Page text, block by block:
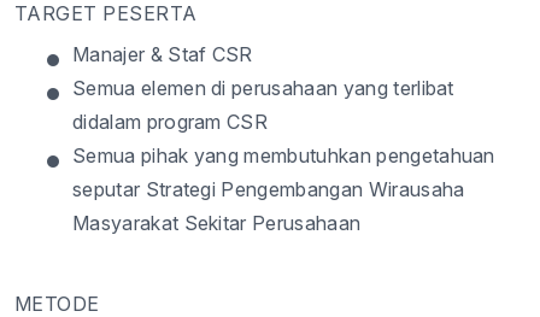
TARGET PESERTA
• Manajer & Staf CSR
• Semua elemen di perusahaan yang terlibat
didalam program CSR
• Semua pihak yang membutuhkan pengetahuan
seputar Strategi Pengembangan Wirausaha
Masyarakat Sekitar Perusahaan
METODE